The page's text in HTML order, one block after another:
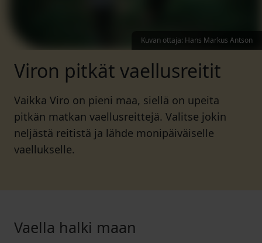
Kuvan ottaja: Hans Markus Antson
Viron pitkät vaellusreitit
Vaikka Viro on pieni maa, siellä on upeita
pitkän matkan vaellusreittejä. Valitse jokin
neljästä reitistä ja lähde monipäiväiselle
vaellukselle.
Vaella halki maan